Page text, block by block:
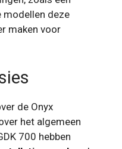
modellen deze
maken voor
de Onyx
het algemeen
700 hebben